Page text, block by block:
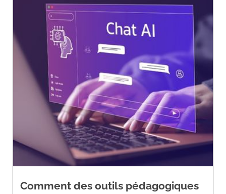
Comment des outils pédagogiques